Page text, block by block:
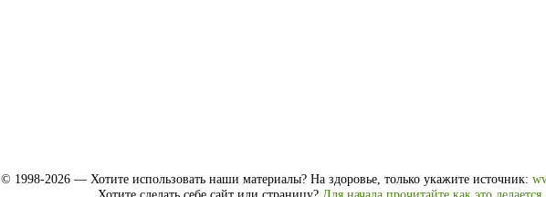
© 1998-2026 — Хотите использовать наши материалы? На здоровье, только укажите источник: